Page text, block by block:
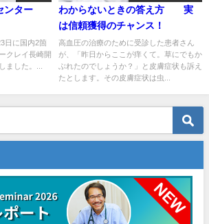
ンター
日に国内2箇
クレイ長崎開
ました。...
わからないときの答え方 実
は信頼獲得のチャンス！
高血圧の治療のために受診した患者さん
が、「昨日からここが痒くて。草にでもか
ぶれたのでしょうか？」と皮膚症状も訴え
たとします。その皮膚症状は虫...